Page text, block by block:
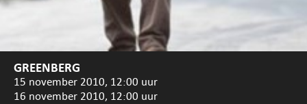
GREENBERG
15 november 2010, 12:00 uur
16 november 2010, 12:00 uur